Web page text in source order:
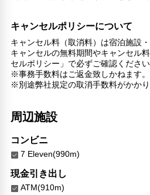
ガーデン
館内施設・便利なサービス
荷物預かりサービス
コンシェルジュ
館内ショップ
バリアフリー対応
対応言語
日本語
キャンセルポリシーについて
キャンセル料（取消料）は宿泊施設
キャンセルの無料期間やキャンセル
セルポリシー」で必ずご確認ください
※事務手数料はご返金致しかねます。
※別途弊社規定の取消手数料がかかり
周辺施設
コンビニ
7 Eleven(990m)
現金引き出し
ATM(910m)